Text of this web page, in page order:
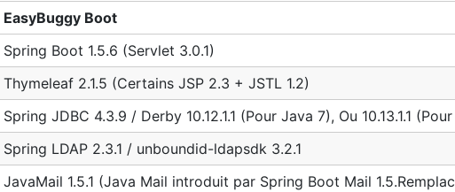
EasyBuggy Boot
Spring Boot 1.5.6 (Servlet 3.0.1)
Thymeleaf 2.1.5 (Certains JSP 2.3 + JSTL 1.2)
Spring JDBC 4.3.9 / Derby 10.12.1.1 (Pour Java 7), Ou 10.13.1.1
Spring LDAP 2.3.1 / unboundid-ldapsdk 3.2.1
JavaMail 1.5.1 (Java Mail introduit par Spring Boot Mail